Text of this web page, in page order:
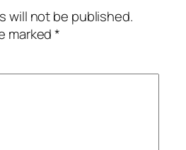
will not be published.
marked*